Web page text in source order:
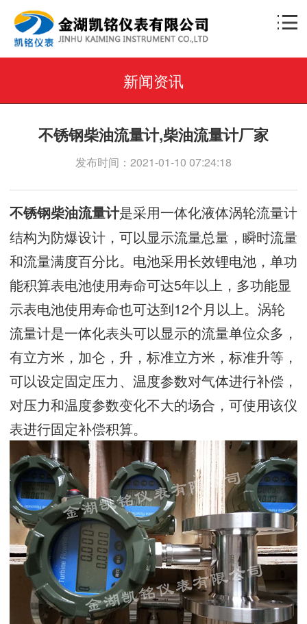
新闻资讯
不锈钢柴油流量计,柴油流量计厂家
发布时间：2021-01-10 07:24:18
不锈钢柴油流量计是采用一体化液体涡轮流量计
结构为防爆设计，可以显示流量总量，瞬时流量
和流量满度百分比。电池采用长效锂电池，单功
能积算表电池使用寿命可达5年以上，多功能显
示表电池使用寿命也可达到12个月以上。涡轮
流量计是一体化表头可以显示的流量单位众多，
有立方米，加仑，升，标准立方米，标准升等，
可以设定固定压力、温度参数对气体进行补偿，
对压力和温度参数变化不大的场合，可使用该仪
表进行固定补偿积算。